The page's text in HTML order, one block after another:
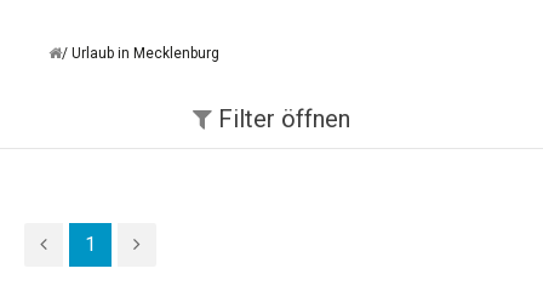
Urlaub in Mecklenburg
1
Filter öffnen